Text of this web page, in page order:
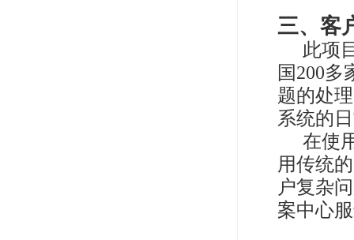
三、客
此项
国200多
题的处
系统的
在使
用传统
户复杂
案中心